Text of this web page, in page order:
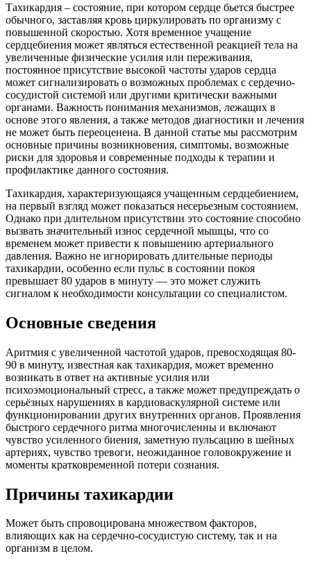
Тахикардия – состояние, при котором сердце бьется быстрее
обычного, заставляя кровь циркулировать по организму с
повышенной скоростью. Хотя временное учащение
сердцебиения может являться естественной реакцией тела на
увеличенные физические усилия или переживания,
постоянное присутствие высокой частоты ударов сердца
может сигнализировать о возможных проблемах с сердечно-
сосудистой системой или другими критически важными
органами. Важность понимания механизмов, лежащих в
основе этого явления, а также методов диагностики и лечения
не может быть переоценена. В данной статье мы рассмотрим
основные причины возникновения, симптомы, возможные
риски для здоровья и современные подходы к терапии и
профилактике данного состояния.
Тахикардия, характеризующаяся учащенным сердцебиением,
на первый взгляд может показаться несерьезным состоянием.
Однако при длительном присутствии это состояние способно
вызвать значительный износ сердечной мышцы, что со
временем может привести к повышению артериального
давления. Важно не игнорировать длительные периоды
тахикардии, особенно если пульс в состоянии покоя
превышает 80 ударов в минуту — это может служить
сигналом к необходимости консультации со специалистом.
Основные сведения
Аритмия с увеличенной частотой ударов, превосходящая 80-
90 в минуту, известная как тахикардия, может временно
возникать в ответ на активные усилия или
психоэмоциональный стресс, а также может предупреждать о
серьёзных нарушениях в кардиоваскулярной системе или
функционировании других внутренних органов. Проявления
быстрого сердечного ритма многочисленны и включают
чувство усиленного биения, заметную пульсацию в шейных
артериях, чувство тревоги, неожиданное головокружение и
моменты кратковременной потери сознания.
Причины тахикардии
Может быть спровоцирована множеством факторов,
влияющих как на сердечно-сосудистую систему, так и на
организм в целом.